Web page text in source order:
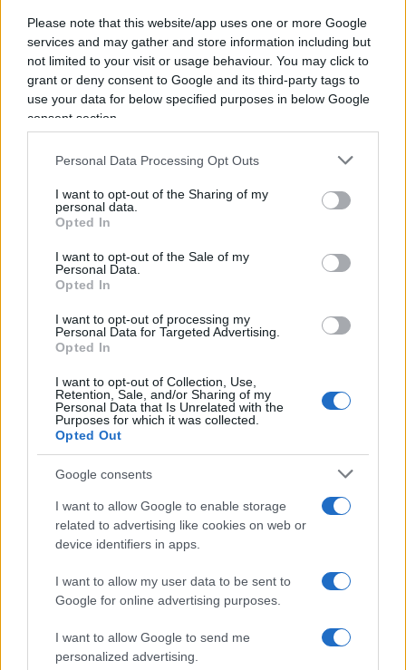
Please note that this website/app uses one or more Google
services and may gather and store information including but
not limited to your visit or usage behaviour. You may click to
grant or deny consent to Google and its third-party tags to
use your data for below specified purposes in below Google
consent section.
Personal Data Processing Opt Outs
I want to opt-out of the Sharing of my
personal data.
Opted In
I want to opt-out of the Sale of my
Personal Data.
Opted In
I want to opt-out of processing my
Personal Data for Targeted Advertising.
Opted In
I want to opt-out of Collection, Use,
Retention, Sale, and/or Sharing of my
Personal Data that Is Unrelated with the
Purposes for which it was collected.
Opted Out
Google consents
I want to allow Google to enable storage
related to advertising like cookies on web or
device identifiers in apps.
I want to allow my user data to be sent to
Google for online advertising purposes.
I want to allow Google to send me
personalized advertising.
diventando il nostro nuovo fornitore di gas
liquido.
banchiere per aver “unito Nato ed Europa”, ha
dovuto riconoscere che “la cooperazione dell’Italia
è fondamentale” e che, tuttavia, a volte “può avere
sconterebbe con gli embarghi energetici
auspicati da Washington, ma sui quali persino
importanti settori dell’amministrazione, a
cominciare dal Tesoro, nutrono perplessità.
preoccupata” anche perla crisi alimentare
innescata dalla guerrae ha auspicato “un piano
d’azione”. E non bisogna dimenticare la vicenda
delle indiscrezioni sul coinvolgimento
dell’intelligence americana nel teatro bellico; non
manca, infatti, chi interpreta i leakcome un
segnaleurbi et orbisulla pericolosità della
condotta aggressiva di Biden.
Dunque, il triangolo europeoMacron-Scholz-
Draghi è servito a portare alla Casa Bianca un
messaggio inequivocabile: l’Europa vuole lavorare